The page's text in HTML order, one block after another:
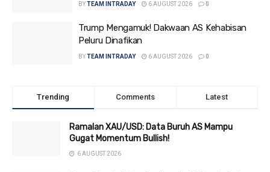
BYTEAM INTRADAY 6 AUGUST 2026 0
Trump Mengamuk! Dakwaan AS Kehabisan
Peluru Dinafikan
BYTEAM INTRADAY 6 AUGUST 2026 0
Trending Comments Latest
Ramalan XAU/USD: Data Buruh AS Mampu
Gugat Momentum Bullish!
6 AUGUST 2026